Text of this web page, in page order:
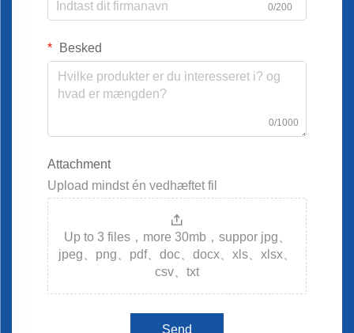
0/200
Besked
0/1000
Attachment
Upload mindst én vedhæftet fil
Up to 3 files，more 30mb，suppor jpg、
jpeg、png、pdf、doc、docx、xls、xlsx、
csv、txt
Send